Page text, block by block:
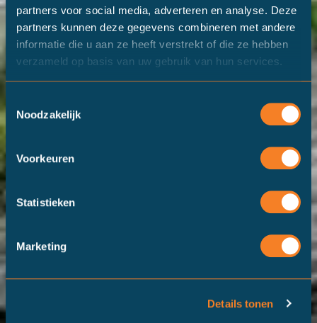
partners voor social media, adverteren en analyse. Deze
partners kunnen deze gegevens combineren met andere
informatie die u aan ze heeft verstrekt of die ze hebben
verzameld op basis van uw gebruik van hun services.
Noodzakelijk
Voorkeuren
Statistieken
Marketing
Details tonen